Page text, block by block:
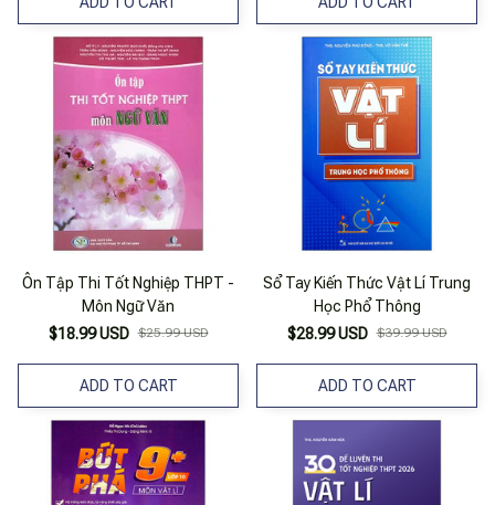
Ôn Tập Thi Tốt Nghiệp THPT -
Môn Ngữ Văn
$18.99 USD $25.99 USD
ADD TO CART
Sổ Tay Kiến Thức Vật Lí Trung
Học Phổ Thông
$28.99 USD $39.99 USD
ADD TO CART